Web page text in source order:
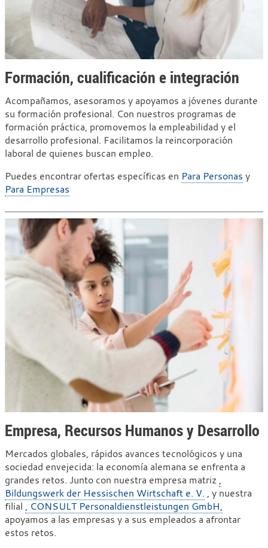
Formación, cualificación e integración
Acompañamos, asesoramos y apoyamos a jóvenes durante
su formación profesional. Con nuestros programas de
formación práctica, promovemos la empleabilidad y el
desarrollo profesional. Facilitamos la reincorporación
laboral de quienes buscan empleo.
Puedes encontrar ofertas específicas en Para Personas y
Para Empresas
Empresa, Recursos Humanos y Desarrollo
Mercados globales, rápidos avances tecnológicos y una
sociedad envejecida: la economía alemana se enfrenta a
grandes retos. Junto con nuestra empresa matriz ,
Bildungswerk der Hessischen Wirtschaft e. V. , y nuestra
filial , CONSULT Personaldienstleistungen GmbH,
apoyamos a las empresas y a sus empleados a afrontar
estos retos.